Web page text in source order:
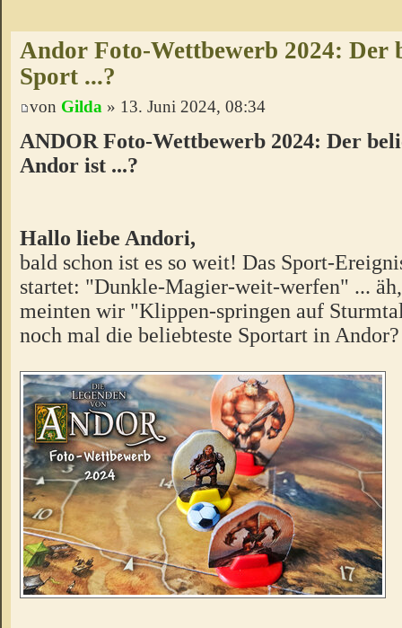
Andor Foto-Wettbewerb 2024: Der
Sport ...?
von Gilda » 13. Juni 2024, 08:34
ANDOR Foto-Wettbewerb 2024: Der
Andor ist ...?
Hallo liebe Andori,
bald schon ist es so weit! Das Sport-
startet: "Dunkle-Magier-weit-werfen" ...
meinten wir "Klippen-springen auf
noch mal die beliebteste Sportart in